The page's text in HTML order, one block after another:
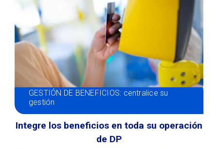
GESTIÓN DE BENEFICIOS: centralice su
gestión
Integre los beneficios en toda su operación
de DP